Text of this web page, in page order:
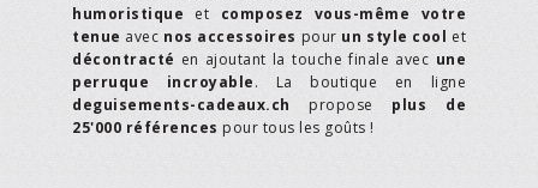
humoristique et composez vous-même votre
tenue avec nos accessoires pour un style cool et
décontracté en ajoutant la touche finale avec une
perruque incroyable. La boutique en ligne
deguisements-cadeaux.ch propose plus de
25'000 références pour tous les goûts !